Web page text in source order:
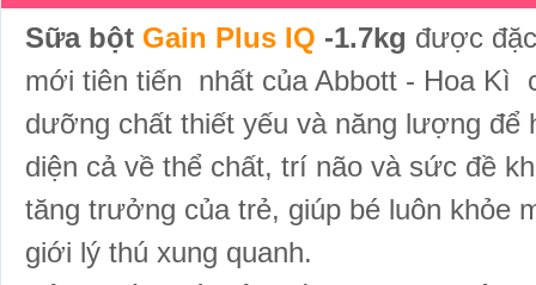
Sữa bột Gain Plus IQ -1.7kg được
mới tiên tiến nhất của Abbott - Hoa Kì
dưỡng chất thiết yếu và năng lượng để
diện cả về thể chất, trí não và sức đề
tăng trưởng của trẻ, giúp bé luôn khỏe
giới lý thú xung quanh.